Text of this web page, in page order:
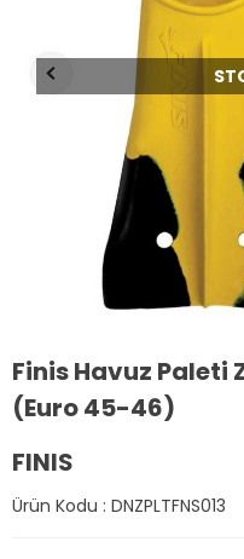
Finis Havuz Paleti
(Euro 45-46)
FINIS
Ürün Kodu : DNZPLTFNS013